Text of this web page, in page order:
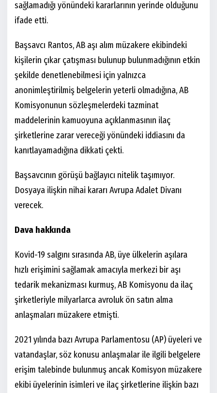
sağlamadığı yönündeki kararlarının yerinde olduğunu
ifade etti.
Başsavcı Rantos, AB aşı alım müzakere ekibindeki
kişilerin çıkar çatışması bulunup bulunmadığının etkin
şekilde denetlenebilmesi için yalnızca
anonimleştirilmiş belgelerin yeterli olmadığına, AB
Komisyonunun sözleşmelerdeki tazminat
maddelerinin kamuoyuna açıklanmasının ilaç
şirketlerine zarar vereceği yönündeki iddiasını da
kanıtlayamadığına dikkati çekti.
Başsavcının görüşü bağlayıcı nitelik taşımıyor.
Dosyaya ilişkin nihai kararı Avrupa Adalet Divanı
verecek.
Dava hakkında
Kovid-19 salgını sırasında AB, üye ülkelerin aşılara
hızlı erişimini sağlamak amacıyla merkezi bir aşı
tedarik mekanizması kurmuş, AB Komisyonu da ilaç
şirketleriyle milyarlarca avroluk ön satın alma
anlaşmaları müzakere etmişti.
2021 yılında bazı Avrupa Parlamentosu (AP) üyeleri ve
vatandaşlar, söz konusu anlaşmalar ile ilgili belgelere
erişim talebinde bulunmuş ancak Komisyon müzakere
ekibi üyelerinin isimleri ve ilaç şirketlerine ilişkin bazı